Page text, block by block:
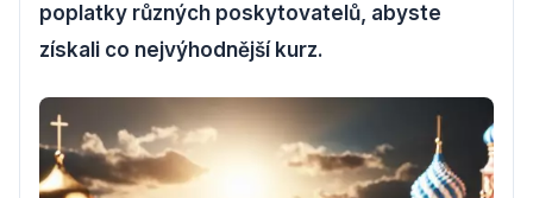
poplatky různých poskytovatelů, abyste
získali co nejvýhodnější kurz.